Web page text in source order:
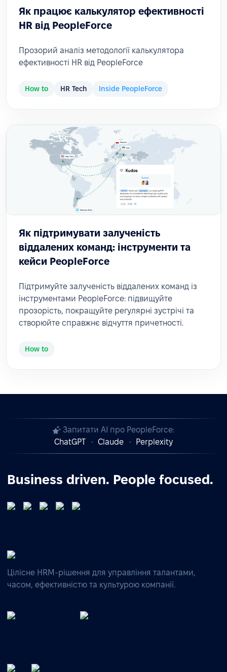
Як працює калькулятор ефективності
HR від PeopleForce
Прозорий аналіз методології калькулятора
ефективності HR від PeopleForce
How to HR Tech Inside PeopleForce
Як підтримувати залученість
віддалених команд: інструменти та
кейси PeopleForce
Підтримуйте залученість віддалених команд із
інструментами PeopleForce: підвищуйте
прозорість, покращуйте регулярні зустрічі та
створюйте справжнє відчуття причетності.
How to
Запитати AI про PeopleForce:
ChatGPT
Claude Perplexity
Business driven. People focused.
Цілісне HRM-рішення для управління талантами,
часом, ефективністю та культурою компанії.